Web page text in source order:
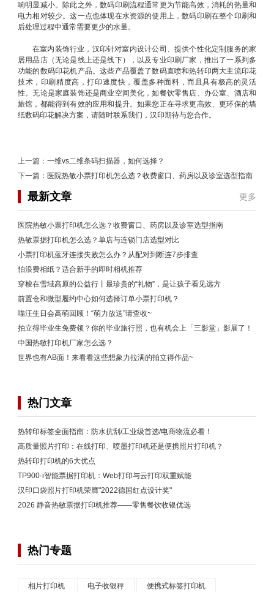
响明显减小。除此之外，数码印刷流程通常更为节能高效，消耗的热量和
电力相对较少。这一点也体现在水资源的使用上，数码印刷在整个印刷和
后处理过程中通常需要更少的水量。
在室内装饰行业，汉印针对室内设计公司、提供个性化定制服务的家
居用品店（无论是线上还是线下），以及专业印刷厂家，推出了一系列多
功能的数码印花机产品。这些产品覆盖了数码直喷和热转印两大主流印花
技术，印刷精度高，打印速度快，覆盖多种面料，而且具有极高的灵活
性。无论是家庭装饰还是商业空间美化，如餐饮零售店、办公室、酒店和
旅馆，都能得到有效的应用和提升。如果您正在寻求更高效、更环保的墙
纸数码印花解决方案，请随时联系我们，汉印期待与您合作。
上一篇： 一维vs二维条码扫描器，如何选择？
下一篇： 医院热敏小票打印机怎么选？收费窗口、药房以及诊室选型指南
最新文章 更多
医院热敏小票打印机怎么选？收费窗口、药房以及诊室选型指南
热敏票据打印机怎么选？单店与连锁门店选型对比
小票打印机蓝牙连接失败怎么办？从配对到断连7步排查
怕浪费相纸？适合新手的即时相机推荐
穿梭在雪域高原的公益行丨最珍贵的“礼物”，是让孩子看见远方
前置仓和微型履约中心如何选择订单小票打印机？
喵汪生日会高萌回顾！“萌力放送”请查收~
拍立得毕业生免费领？你的毕业旅行照，也有机会上「三影堂」影展了！
中国热敏打印机厂家怎么选？
世界也有AB面！来看看这些想象力拉满的拍立得作品~
热门文章
热转印标签全面指南：防水抗刮/工业级首选/电商物流必看！
高质量照片打印：在线打印、喷墨打印机还是便携照片打印机？
热转印打印机的6大优点
TP900-i智能票据打印机：Web打印与云打印双重赋能
汉印口袋照片打印机荣膺"2022德国红点设计奖"
2026 静音热敏票据打印机推荐——零售餐饮收银优选
热门专题
相片打印机 电子收银秤 便携式标签打印机